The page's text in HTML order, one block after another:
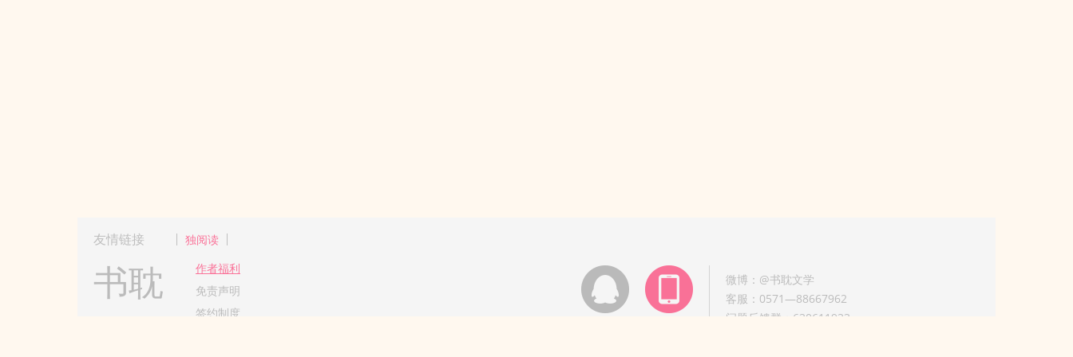
友情链接 独阅读
书耽
作者福利
免责声明
签约制度
微博：@书耽文学
客服：0571—88667962
问题反馈群：630611933